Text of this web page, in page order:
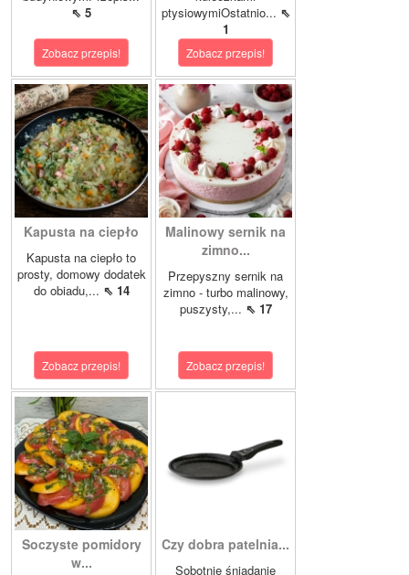
⇖ 5
Zobacz przepis!
ptysiowymiOstatnio... ⇖
1
Zobacz przepis!
Kapusta na ciepło
Kapusta na ciepło to
prosty, domowy dodatek
do obiadu,... ⇖ 14
Zobacz przepis!
Malinowy sernik na
zimno...
Przepyszny sernik na
zimno - turbo malinowy,
puszysty,... ⇖ 17
Zobacz przepis!
Soczyste pomidory
w...
Czy dobra patelnia...
Sobotnie śniadanie